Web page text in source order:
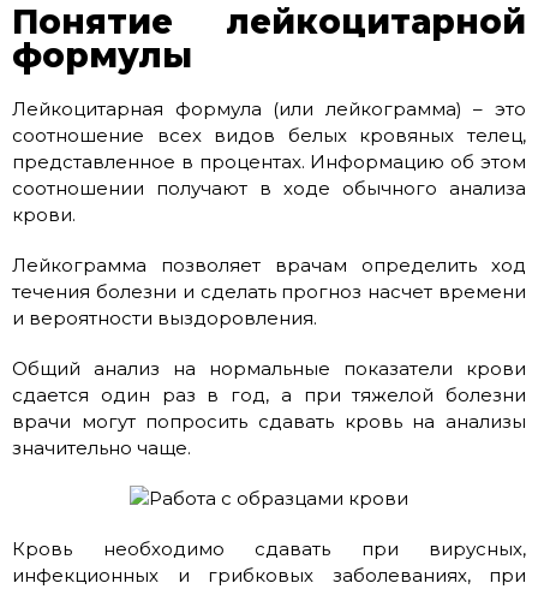
Понятие лейкоцитарной
формулы
Лейкоцитарная формула (или лейкограмма) – это
соотношение всех видов белых кровяных телец,
представленное в процентах. Информацию об этом
соотношении получают в ходе обычного анализа
крови.
Лейкограмма позволяет врачам определить ход
течения болезни и сделать прогноз насчет времени
и вероятности выздоровления.
Общий анализ на нормальные показатели крови
сдается один раз в год, а при тяжелой болезни
врачи могут попросить сдавать кровь на анализы
значительно чаще.
Кровь необходимо сдавать при вирусных,
инфекционных и грибковых заболеваниях, при